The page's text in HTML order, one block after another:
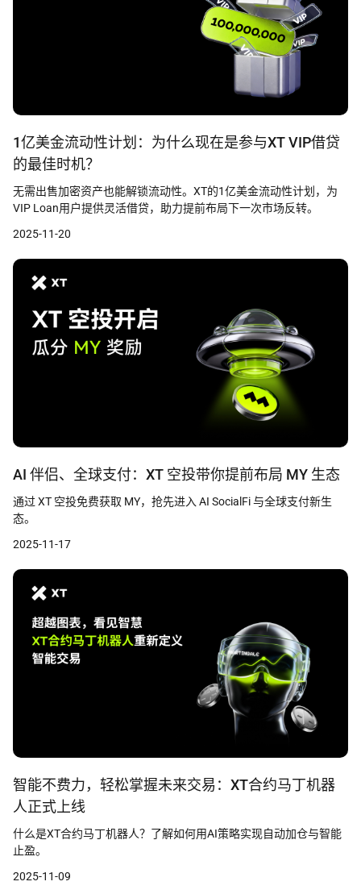
1亿美金流动性计划：为什么现在是参与XT VIP借贷
的最佳时机？
无需出售加密资产也能解锁流动性。XT的1亿美金流动性计划，为
VIP Loan用户提供灵活借贷，助力提前布局下一次市场反转。
2025-11-20
AI 伴侣、全球支付：XT 空投带你提前布局 MY 生态
通过 XT 空投免费获取 MY，抢先进入 AI SocialFi 与全球支付新生
态。
2025-11-17
智能不费力，轻松掌握未来交易：XT合约马丁机器
人正式上线
什么是XT合约马丁机器人？了解如何用AI策略实现自动加仓与智能
止盈。
2025-11-09